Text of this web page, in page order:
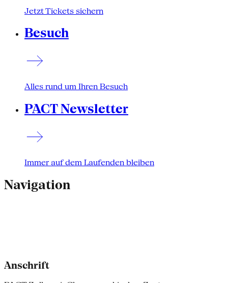
Jetzt Tickets sichern
Besuch
Alles rund um Ihren Besuch
PACT Newsletter
Immer auf dem Laufenden bleiben
Navigation
Anschrift